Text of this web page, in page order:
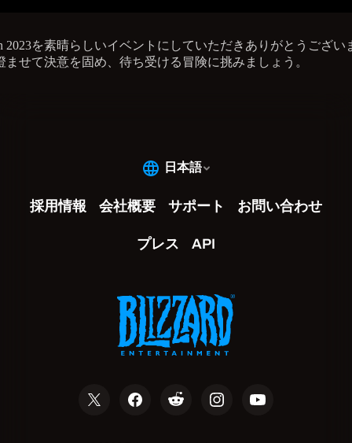
2023を素晴らしいイベントにしていただきありがとうござい
ませて決意を固め、待ち受ける冒険に挑みましょう。